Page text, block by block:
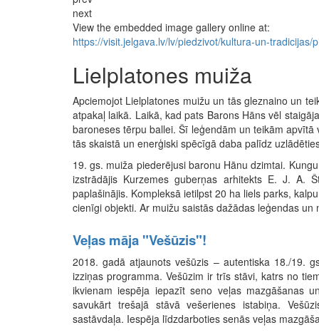
next
View the embedded image gallery online at:
https://visit.jelgava.lv/lv/piedzivot/kultura-un-
Lielplatones muiža
Apciemojot Lielplatones muižu un tās gleznaino un
atpakaļ laikā. Laikā, kad pats Barons Hāns vēl
baroneses tērpu ballei. Šī leģendām un teikām
tās skaistā un enerģiski spēcīgā daba palīdz
19. gs. muiža piederējusi baronu Hānu dzimtai.
izstrādājis Kurzemes guberņas arhitekts E. J. A.
paplašinājis. Kompleksā ietilpst 20 ha liels parks,
cienīgi objekti. Ar muižu saistās dažādas leģendas un
Veļas māja "Vešūzis"!
2018. gadā atjaunots vešūzis – autentiska 18./19.
izziņas programma. Vešūzim ir trīs stāvi, katrs no
ikvienam iespēja iepazīt seno veļas mazgāšanas
savukārt trešajā stāvā vešerienes istabiņa.
sastāvdaļa. ​Iespēja līdzdarboties senās veļas